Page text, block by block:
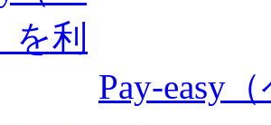
Pay-easy